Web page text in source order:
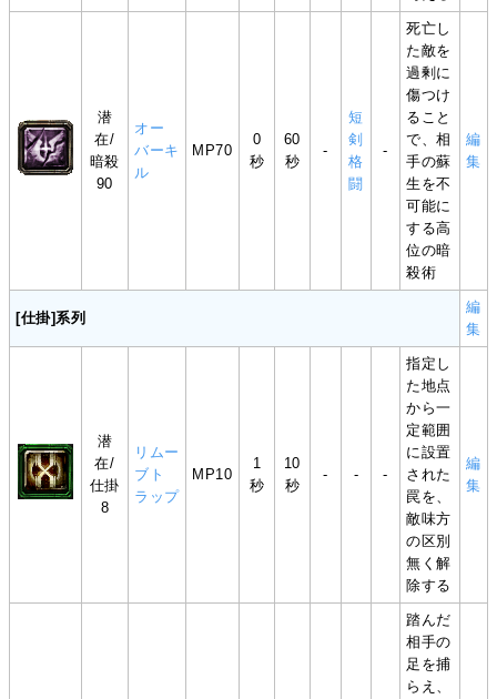
潜
在/
暗殺
90
オー
バーキ
ル
MP70
0
秒
60
秒
-
短
剣
格
闘
-
死亡し
た敵を
過剰に
傷つけ
ること
で、相
手の蘇
生を不
可能に
する高
位の暗
殺術
編
集
[仕掛]系列
編
集
潜
在/
仕掛
8
リムー
ブト
ラップ
MP10
1
秒
10
秒
- - -
指定し
た地点
から一
定範囲
に設置
された
罠を、
敵味方
の区別
無く解
除する
編
集
踏んだ
相手の
足を捕
らえ、